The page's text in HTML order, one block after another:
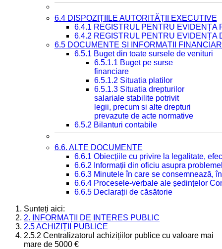
6.4 DISPOZIȚIILE AUTORITĂȚII EXECUTIVE
6.4.1 REGISTRUL PENTRU EVIDENȚA
6.4.2 REGISTRUL PENTRU EVIDENȚA
6.5 DOCUMENTE ȘI INFORMAȚII
6.5.1 Buget din toate sursele de venituri
6.5.1.1 Buget pe surse
financiare
6.5.1.2 Situatia platilor
6.5.1.3 Situatia drepturilor
salariale stabilite potrivit
legii, precum si alte drepturi
prevazute de acte normative
6.5.2 Bilanturi contabile
6.6. ALTE DOCUMENTE
6.6.1 Obiecțiile cu privire la legalitate,
6.6.2 Informații din oficiu asupra
6.6.3 Minutele în care se consemnează,
6.6.4 Procesele-verbale ale ședințelor
6.6.5 Declarații de căsătorie
Sunteți aici:
2. INFORMAȚII DE INTERES PUBLIC
2.5 ACHIZIȚII PUBLICE
2.5.2 Centralizatorul achizițiilor publice cu valoare mai
mare de 5000 €